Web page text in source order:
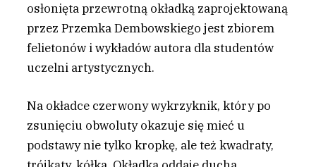
osłonięta przewrotną okładką zaprojektowaną
przez Przemka Dembowskiego jest zbiorem
felietonów i wykładów autora dla studentów
uczelni artystycznych.
Na okładce czerwony wykrzyknik, który po
zsunięciu obwoluty okazuje się mieć u
podstawy nie tylko kropkę, ale też kwadraty,